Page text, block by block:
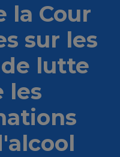
la Cour
sur les
lutte
les